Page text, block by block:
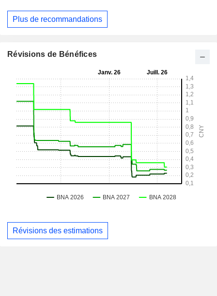
Plus de recommandations
Révisions de Bénéfices
Révisions des estimations